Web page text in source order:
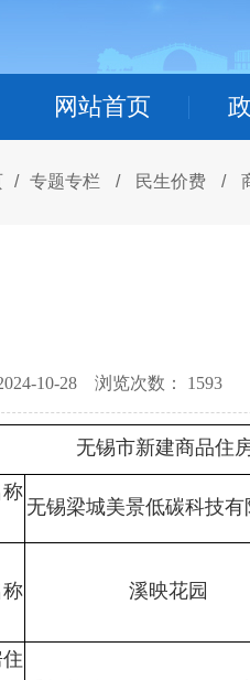
网站首页
/ 专题专栏 / 民生价费 /
10-28 浏览次数： 1593
无锡市新建商品住
无锡梁城美景低碳科技有
溪映花园